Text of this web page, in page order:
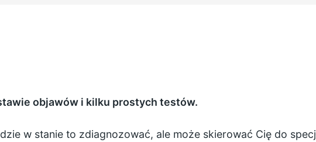
objawów i kilku prostych testów.
w stanie to zdiagnozować, ale może skierować Cię do